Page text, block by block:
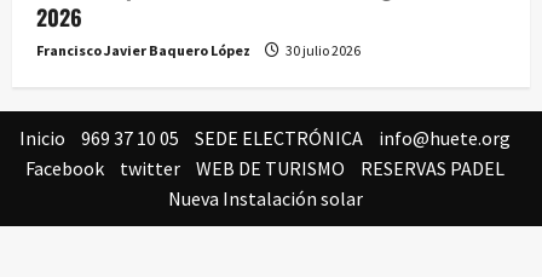
2026
Francisco Javier Baquero López 30 julio 2026
Inicio 969 37 10 05 SEDE ELECTRÓNICA
info@huete.org
Facebook
twitter WEB DE TURISMO
RESERVAS PADEL
Nueva Instalación solar